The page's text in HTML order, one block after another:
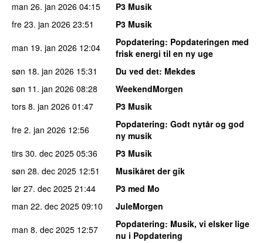
man 26. jan 2026 04:15
P3 Musik
fre 23. jan 2026 23:51
P3 Musik
man 19. jan 2026 12:04 Popdatering: Popdateringen med
frisk energi til en ny uge
søn 18. jan 2026 15:31 Du ved det: Mekdes
søn 11. jan 2026 08:28
WeekendMorgen
tors 8. jan 2026 01:47
P3 Musik
fre 2. jan 2026 12:56 Popdatering: Godt nytår og god
ny musik
tirs 30. dec 2025 05:36
P3 Musik
søn 28. dec 2025 12:51
Musikåret der gik
lør 27. dec 2025 21:44
P3 med Mo
man 22. dec 2025 09:10
JuleMorgen
man 8. dec 2025 12:57 Popdatering: Musik, vi elsker lige
nu i Popdatering